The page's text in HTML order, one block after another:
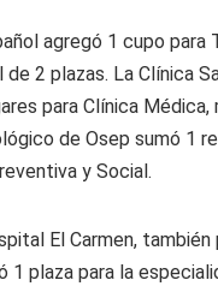
agregó 1 cupo para
2 plazas. La Clínica
para Clínica Médica,
de Osep sumó 1
y Social.
El Carmen,
1 plaza para la